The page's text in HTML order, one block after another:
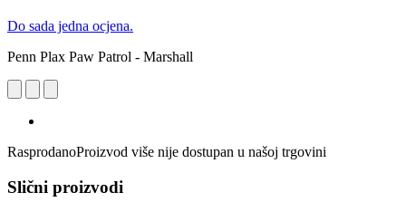
Do sada jedna ocjena.
Penn Plax Paw Patrol - Marshall
RasprodanoProizvod više nije dostupan u našoj trgovini
Slični proizvodi